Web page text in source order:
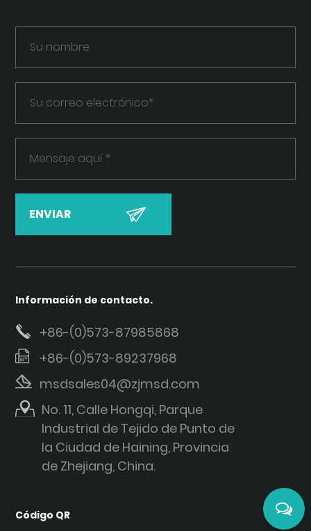
Información de contacto.
+86-(0)573-87985868
+86-(0)573-89237968
msdsales04@zjmsd.com
No. 11, Calle Hongqi, Parque
Industrial de Tejido de Punto de
la Ciudad de Haining, Provincia
de Zhejiang, China.
Código QR